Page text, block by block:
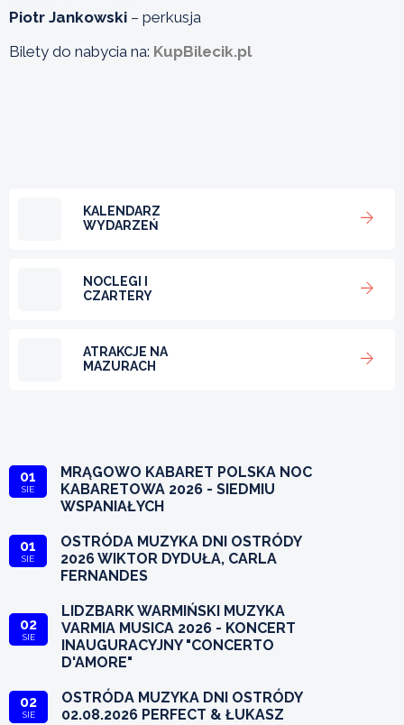
Piotr Jankowski – perkusja
Bilety do nabycia na: KupBilecik.pl
KALENDARZ
WYDARZEŃ
NOCLEGI I
CZARTERY
ATRAKCJE NA
MAZURACH
01
SIE
MRĄGOWO KABARET POLSKA NOC
KABARETOWA 2026 - SIEDMIU
WSPANIAŁYCH
01
SIE
OSTRÓDA MUZYKA DNI OSTRÓDY
2026 WIKTOR DYDUŁA, CARLA
FERNANDES
02
SIE
LIDZBARK WARMIŃSKI MUZYKA
VARMIA MUSICA 2026 - KONCERT
INAUGURACYJNY "CONCERTO
D'AMORE"
02
SIE
OSTRÓDA MUZYKA DNI OSTRÓDY
02.08.2026 PERFECT & ŁUKASZ